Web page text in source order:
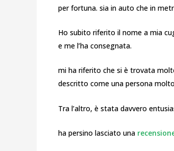
per fortuna. sia in auto che in
Ho subito riferito il nome a mia
e me l’ha consegnata.
mi ha riferito che si è trovata
descritto come una persona
Tra l’altro, è stata davvero
ha persino lasciato una